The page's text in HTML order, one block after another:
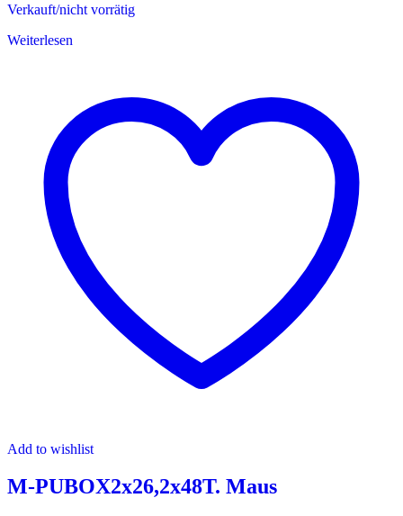
Verkauft/nicht vorrätig
Weiterlesen
Add to wishlist
M-PUBOX2x26,2x48T. Maus